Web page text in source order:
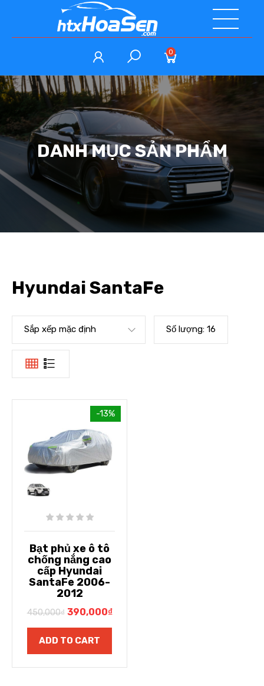
0
DANH MỤC SẢN PHẨM
Hyundai SantaFe
Sắp xếp mặc định Số lượng: 16
-13%
Bạt phủ xe ô tô
chống nắng cao
cấp Hyundai
SantaFe 2006-
2012
450,000₫ 390,000₫
ADD TO CART